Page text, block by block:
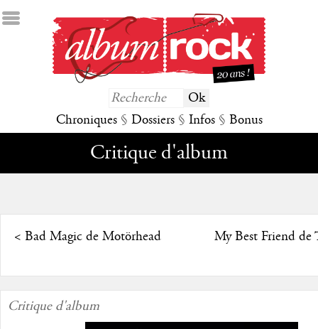
Chroniques § Dossiers § Infos § Bonus
Critique d'album
< Bad Magic de Motörhead My Best Friend de
Critique d'album